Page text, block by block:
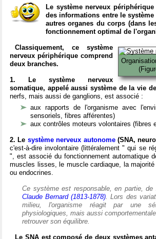
Le système nerveux
des informations entre le
autres organes du corps (dans
fonctionnement optimal de
Classiquement, ce système
nerveux périphérique comprend
deux branches.
1. Le système nerveux
somatique, appelé aussi système de la vie
nerfs, mais aussi de ganglions, est associé :
aux rapports de l'organisme avec
sensoriels, fibres afférentes)
aux contrôles moteurs volontaires (fibres
2. Le système nerveux autonome(SNA,
c'est-à-dire involontaire (littéralement " qui se
", est associé du fonctionnement automatique
muscles lisses, le muscle cardiaque, la
ou endocrines.
Ce système est responsable, en partie, de
Claude Bernard (1813-1878). Lors des
milieu, l'organisme réagit par une
physiologiques, mais aussi
retrouver son équilibre.
Le SNA est composé de deux systèmes